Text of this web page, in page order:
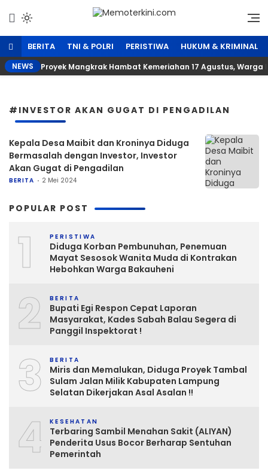
konten
BERITA TNI & POLRI PERISTIWA HUKUM & KRIMINAL
NEWS ‎Proyek Mangkrak Hambat Kemeriahan 17 Agustus,
#INVESTOR AKAN GUGAT DI PENGADILAN
Kepala Desa Maibit dan Kroninya Diduga
Bermasalah dengan Investor, Investor
Akan Gugat di Pengadilan
BERITA 2 Mei 2024
POPULAR POST
1 PERISTIWA
Diduga Korban Pembunuhan, Penemuan
Mayat Sesosok Wanita Muda di Kontrakan
Hebohkan Warga Bakauheni
2 BERITA
Bupati Egi Respon Cepat Laporan
Masyarakat, Kades Sabah Balau Segera di
Panggil Inspektorat !
3 BERITA
Miris dan Memalukan, Diduga Proyek Tambal
Sulam Jalan Milik Kabupaten Lampung
Selatan Dikerjakan Asal Asalan !!
4 KESEHATAN
Terbaring Sambil Menahan Sakit (ALIYAN)
Penderita Usus Bocor Berharap Sentuhan
Pemerintah